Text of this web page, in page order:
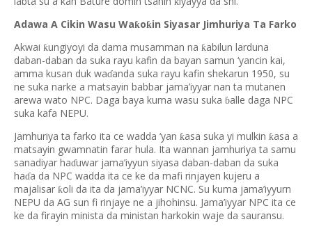
Adawa A Cikin Wasu Waƙoƙin Siyasar Jimhuriya Ta Farko
Akwai ƙungiyoyi da dama musamman na ƙabilun larduna
daban-daban da suka rayu kafin da bayan samun ‘yancin kai,
amma kusan duk waɗanda suka rayu kafin shekarun 1950, su
ne suka narke a matsayin babbar jama’iyyar nan ta mutanen
arewa wato NPC. Daga baya kuma wasu suka ɓalle daga NPC
suka kafa NEPU.
Jamhuriya ta farko ita ce wadda ‘yan ƙasa suka yi mulkin ƙasa a
matsayin gwamnatin farar hula. Ita wannan jamhuriya ta samu
sanadiyar haɗuwar jama’iyyun siyasa daban-daban da suka
haɗa da NPC wadda ita ce ke da mafi rinjayen kujeru a
majalisar ƙoli da ita da jama’iyyar NCNC. Su kuma jama’iyyurn
NEPU da AG sun fi rinjaye ne a jihohinsu. Jama’iyyar NPC ita ce
ke da firayin minista da ministan harkokin waje da sauransu.